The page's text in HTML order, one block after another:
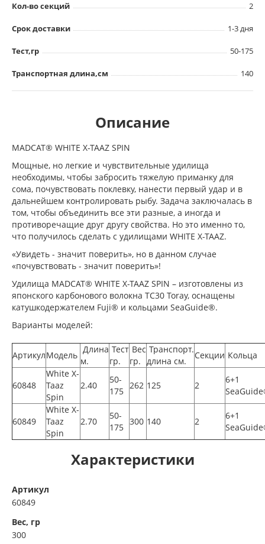
Кол-во секций 2
Срок доставки 1-3 дня
Тест,гр 50-175
Транспортная длина,см 140
Описание
MADCAT® WHITE X-TAAZ SPIN
Мощные, но легкие и чувствительные удилища
необходимы, чтобы забросить тяжелую приманку для
сома, почувствовать поклевку, нанести первый удар и в
дальнейшем контролировать рыбу. Задача заключалась в
том, чтобы объединить все эти разные, а иногда и
противоречащие друг другу свойства. Но это именно то,
что получилось сделать с удилищами WHITE X-TAAZ.
«Увидеть - значит поверить», но в данном случае
«почувствовать - значит поверить»!
Удилища MADCAT® WHITE X-TAAZ SPIN – изготовлены из
японского карбонового волокна TC30 Toray, оснащены
катушкодержателем Fuji® и кольцами SeaGuide®.
Варианты моделей:
АртикулМодель
Длина
м.
Тест
гр.
Вес
гр.
Транспорт.
длина см.
Секции Кольца
60848
White X-
Taaz
Spin
2.40
50-
175
262 125 2
6+1
60849
White X-
Taaz
Spin
2.70
50-
175
300 140 2
6+1
Характеристики
Артикул
60849
Вес, гр
300